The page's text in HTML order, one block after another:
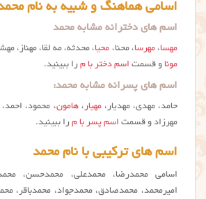
اسامی هماهنگ و شبیه به نام
اسم های دخترانه مشابه محمد
مهسا،مهرسا، محنا، محیا، محدثه، مه لقا، مهناز،
مونا و قسمت اسم دختر با م را ببینید.
اسم های پسرانه مشابه محمد:
حامد، مهدی، مهدیار،مهیار،هامون، محمود، احمد،
مهرزاد و قسمت اسم پسر با م را ببینید.
اسم های ترکیبی با نام محمد
اسامی محمدرضا، محمدعلی، محمدحسن،
امیرمحمد، محمدصادق، محمدجواد، محمدباقر،